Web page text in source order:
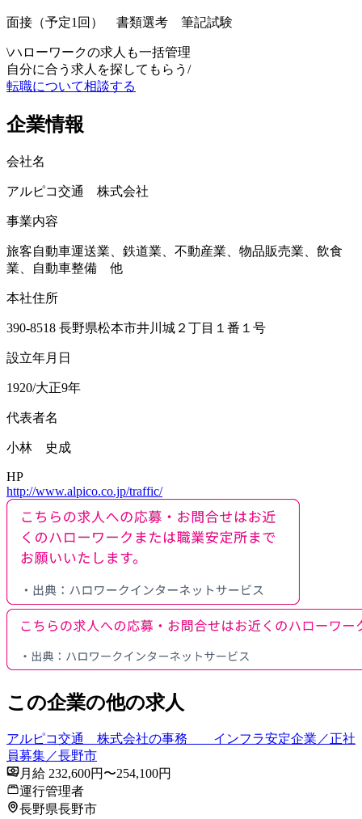
面接（予定1回） 書類選考 筆記試験
\ハローワークの求人も一括管理
自分に合う求人を探してもらう /
転職について相談する
企業情報
会社名
アルピコ交通 株式会社
事業内容
旅客自動車運送業、鉄道業、不動産業、物品販売業、飲食
業、自動車整備 他
本社住所
390-8518 長野県松本市井川城２丁目１番１号
設立年月日
1920/大正9年
代表者名
小林 史成
HP
http://www.alpico.co.jp/traffic/
この企業の他の求人
アルピコ交通 株式会社の事務 インフラ安定企業／正社
員募集／長野市
月給 232,600円〜254,100円
運行管理者
長野県長野市